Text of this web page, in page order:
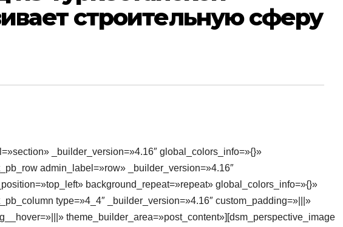
строительную сферу
_builder_version=»4.16″ global_colors_info=»{}»
admin_label=»row» _builder_version=»4.16″
background_repeat=»repeat» global_colors_info=»{}»
type=»4_4″ _builder_version=»4.16″ custom_padding=»|||»
theme_builder_area=»post_content»][dsm_perspective_image